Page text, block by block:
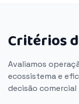
Critérios
Avaliamos
ecossistema e
decisão comercial